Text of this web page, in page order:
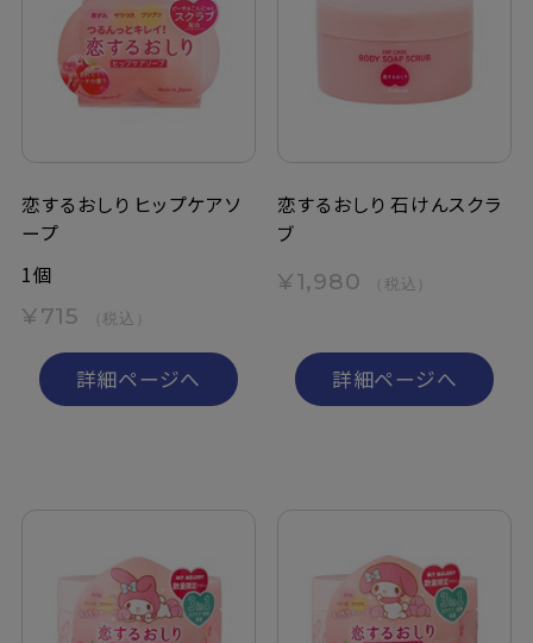
恋するおしり ヒップケアソ
ープ
1個
¥715 （税込）
詳細ページへ
恋するおしり 石けんスクラ
ブ
¥1,980 （税込）
詳細ページへ